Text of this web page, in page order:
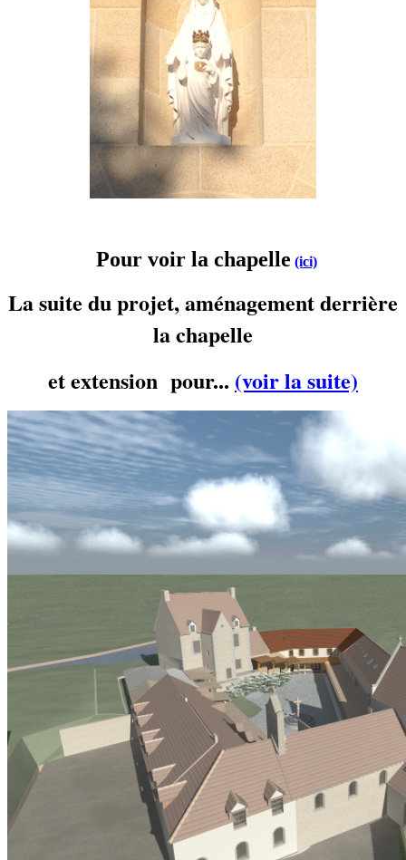
Pour voir la chapelle (ici)
La suite du projet, aménagement derrière
la chapelle
et extension pour... (voir la suite)